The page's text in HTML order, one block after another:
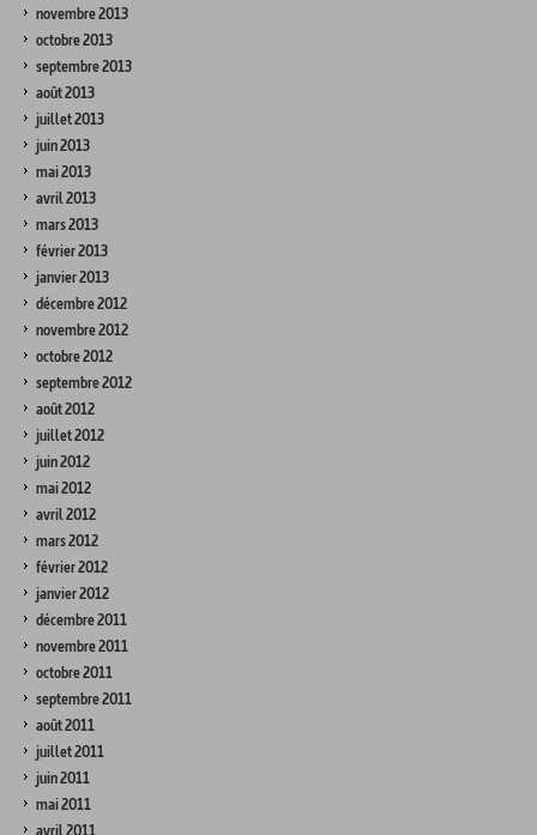
novembre 2013
octobre 2013
septembre 2013
août 2013
juillet 2013
juin 2013
mai 2013
avril 2013
mars 2013
février 2013
janvier 2013
décembre 2012
novembre 2012
octobre 2012
septembre 2012
août 2012
juillet 2012
juin 2012
mai 2012
avril 2012
mars 2012
février 2012
janvier 2012
décembre 2011
novembre 2011
octobre 2011
septembre 2011
août 2011
juillet 2011
juin 2011
mai 2011